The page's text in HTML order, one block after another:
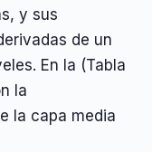
y sus
de un
En la (Tabla
la
la capa media